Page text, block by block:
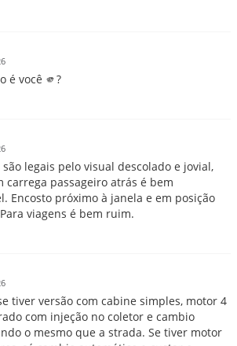
é você 🫵?
são legais pelo visual descolado e jovial,
carrega passageiro atrás é bem
Encosto próximo à janela e em posição
viagens é bem ruim.
tiver versão com cabine simples, motor 4
com injeção no coletor e cambio
o mesmo que a strada. Se tiver motor